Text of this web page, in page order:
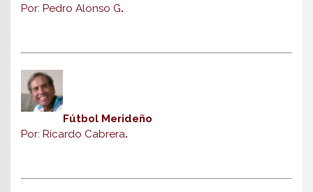
Por: Pedro Alonso G.
Fútbol Merideño
Por: Ricardo Cabrera.